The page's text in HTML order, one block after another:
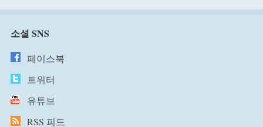
소셜 SNS
페이스북
트위터
유튜브
RSS 피드